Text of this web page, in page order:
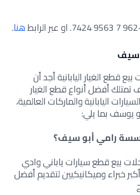
هنا.
قطع الغيار اليابانية أجد أن
أفضل أنواع قطع الغيار
اليابانية والماركات العالمية،
يوسف بما يلي:
رامي أبو سيف؟
بيع قطع سيارات ياباني وادي
خبراء وميكانيكيين لتقديم أفضل